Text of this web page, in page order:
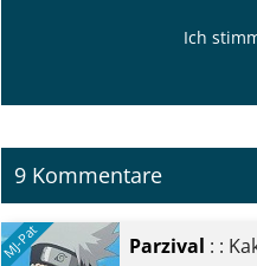
Ich
9 Kommentare
MJ-Pat Parzival : :